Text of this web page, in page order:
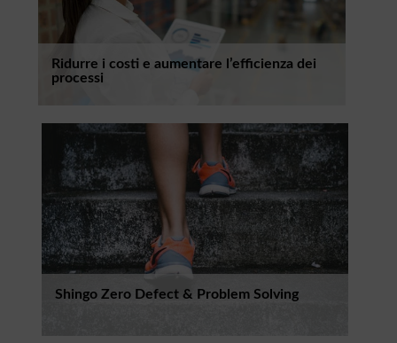
Ridurre i costi e aumentare l’efficienza dei
processi
Shingo Zero Defect & Problem Solving